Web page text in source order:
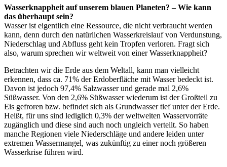
Wasserknappheit auf unserem blauen Planeten? – Wie kann
das überhaupt sein?
Wasser ist eigentlich eine Ressource, die nicht verbraucht werden
kann, denn durch den natürlichen Wasserkreislauf von Verdunstung,
Niederschlag und Abfluss geht kein Tropfen verloren. Fragt sich
also, warum sprechen wir weltweit von einer Wasserknappheit?
Betrachten wir die Erde aus dem Weltall, kann man vielleicht
erkennen, dass ca. 71% der Erdoberfläche mit Wasser bedeckt ist.
Davon ist jedoch 97,4% Salzwasser und gerade mal 2,6%
Süßwasser. Von den 2,6% Süßwasser wiederum ist der Großteil zu
Eis gefroren bzw. befindet sich als Grundwasser tief unter der Erde.
Heißt, für uns sind lediglich 0,3% der weltweiten Wasservorräte
zugänglich und diese sind auch noch ungleich verteilt. So haben
manche Regionen viele Niederschläge und andere leiden unter
extremen Wassermangel, was zukünftig zu einer noch größeren
Wasserkrise führen wird.